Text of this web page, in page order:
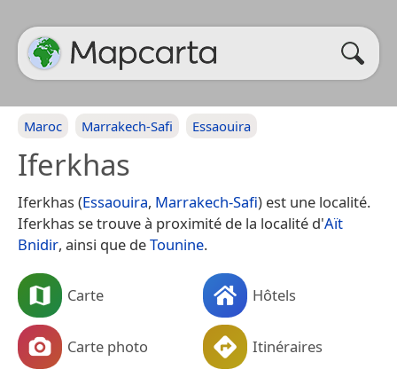
Maroc Marrakech-Safi Essaouira
Iferkhas
Iferkhas (Essaouira, Marrakech-Safi) est une localité.
Iferkhas se trouve à proximité de la localité d'Aït
Bnidir, ainsi que deTounine.
Carte Hôtels
Carte photo Itinéraires